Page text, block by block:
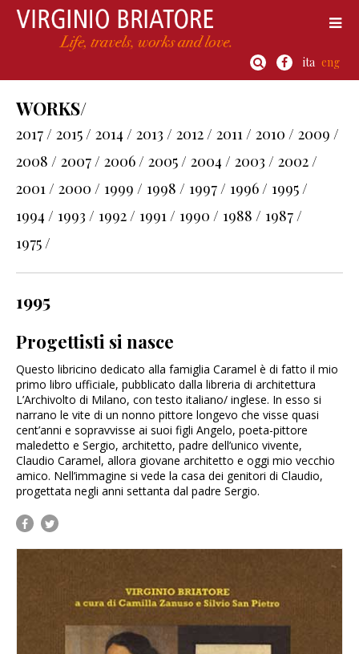
ita eng
WORKS/
2017 / 2015 / 2014 / 2013 / 2012 / 2011 / 2010 / 2009 /
2008 / 2007 / 2006 / 2005 / 2004 / 2003 / 2002 /
2001 / 2000 / 1999 / 1998 / 1997 / 1996 / 1995 /
1994 / 1993 / 1992 / 1991 / 1990 / 1988 / 1987 /
1975 /
1995
Progettisti si nasce
Questo libricino dedicato alla famiglia Caramel è di fatto il mio
primo libro ufficiale, pubblicato dalla libreria di architettura
L’Archivolto di Milano, con testo italiano/ inglese. In esso si
narrano le vite di un nonno pittore longevo che visse quasi
cent’anni e sopravvisse ai suoi figli Angelo, poeta-pittore
maledetto e Sergio, architetto, padre dell’unico vivente,
Claudio Caramel, allora giovane architetto e oggi mio vecchio
amico. Nell’immagine si vede la casa dei genitori di Claudio,
progettata negli anni settanta dal padre Sergio.